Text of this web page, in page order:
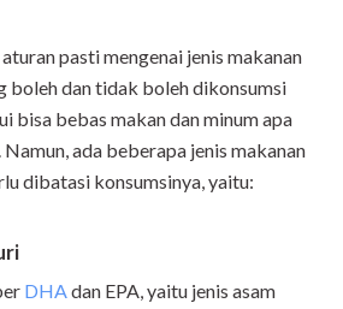
pasti mengenai jenis makanan
boleh dan tidak boleh dikonsumsi
bisa bebas makan dan minum apa
ada beberapa jenis makanan
dibatasi konsumsinya, yaitu:
DHAdan EPA, yaitu jenis asam